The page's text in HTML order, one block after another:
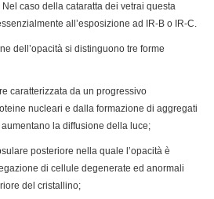
caso della cataratta dei vetrai questa
all’esposizione ad IR-B o IR-C.
dell’opacità si distinguono tre forme
caratterizzata da un progressivo
nucleari e dalla formazione di aggregati
la diffusione della luce;
posteriore nella quale l’opacità è
di cellule degenerate ed anormali
del cristallino;